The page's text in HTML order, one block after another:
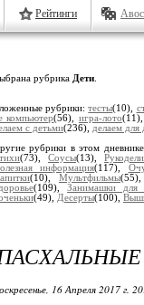
Рейтинги
рубрика Дети
рубрики:тесты(10),
компьютер(56), игра-лото
с детьми(236), делаем для
рубрики в этом
(73), Соусы(13),
информация(117),
(10), Мультфильмы
(109),Занимашки для
(49), Десерты(100),
16 Апреля 2017 г.